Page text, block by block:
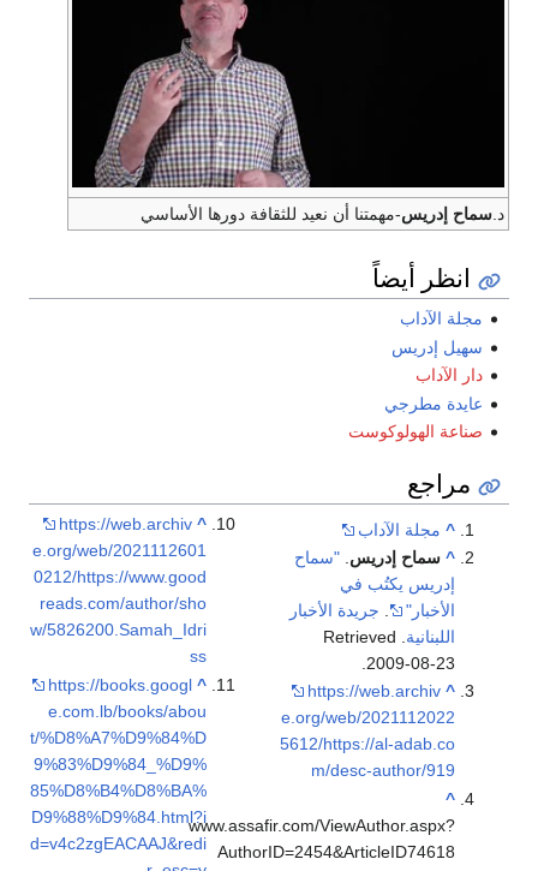
د. سماح إدريس-مهمتنا أن نعيد للثقافة دورها الأساسي
انظر أيضاً
مجلة الآداب
سهيل إدريس
دار الآداب
عايدة مطرجي
صناعة الهولوكوست
مراجع
^ مجلة الآداب
^ سماح إدريس "سماح
إدريس يكتُب في
الأخبار"
جريدة الأخبار
اللبنانية
2009-08-23
^
https://web.archiv
e.org/web/2021112022
5612/https://al-adab.co
m/desc-author/919
^
www.assafir.com/ViewAuthor.aspx?
AuthorID=2454&ArticleID74618
^
https://web.archiv
e.org/web/2021112601
0212/https://www.good
reads.com/author/sho
w/5826200.Samah_Idri
ss
^
https://books.googl
e.com.lb/books/abou
t/%D8%A7%D9%84%D
9%83%D9%84_%D9%
85%D8%B4%D8%BA%
D9%88%D9%84.html?i
d=v4c2zgEACAAJ&redi